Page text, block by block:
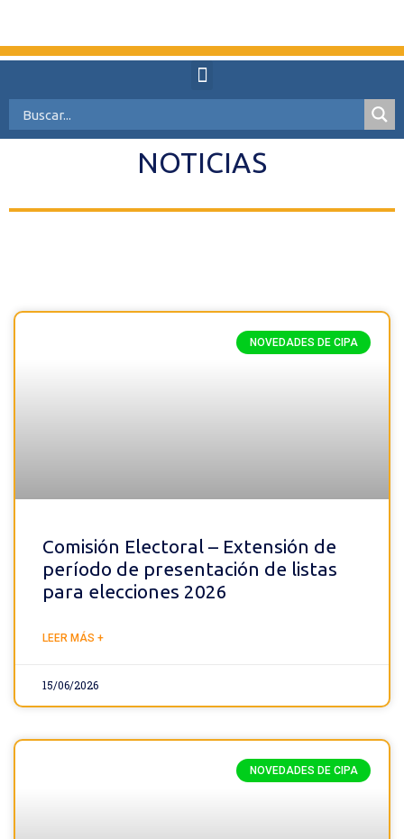
NOTICIAS
NOVEDADES DE CIPA
Comisión Electoral – Extensión de
período de presentación de listas
para elecciones 2026
LEER MÁS +
15/06/2026
NOVEDADES DE CIPA